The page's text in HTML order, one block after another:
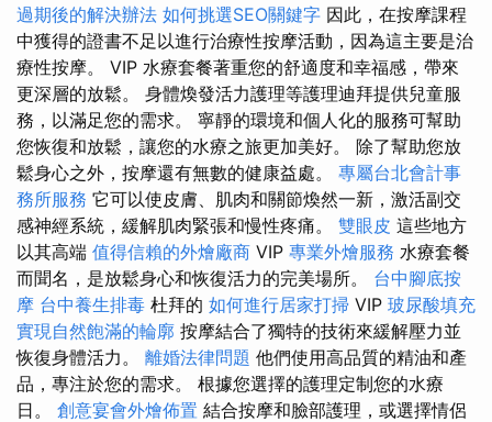
過期後的解決辦法 如何挑選SEO關鍵字 因此，在按摩課程
中獲得的證書不足以進行治療性按摩活動，因為這主要是治
療性按摩。 VIP 水療套餐著重您的舒適度和幸福感，帶來
更深層的放鬆。 身體煥發活力護理等護理迪拜提供兒童服
務，以滿足您的需求。 寧靜的環境和個人化的服務可幫助
您恢復和放鬆，讓您的水療之旅更加美好。 除了幫助您放
鬆身心之外，按摩還有無數的健康益處。 專屬台北會計事
務所服務 它可以使皮膚、肌肉和關節煥然一新，激活副交
感神經系統，緩解肌肉緊張和慢性疼痛。 雙眼皮 這些地方
以其高端 值得信賴的外燴廠商 VIP 專業外燴服務 水療套餐
而聞名，是放鬆身心和恢復活力的完美場所。 台中腳底按
摩 台中養生排毒 杜拜的 如何進行居家打掃 VIP 玻尿酸填充
實現自然飽滿的輪廓 按摩結合了獨特的技術來緩解壓力並
恢復身體活力。 離婚法律問題 他們使用高品質的精油和產
品，專注於您的需求。 根據您選擇的護理定制您的水療
日。 創意宴會外燴佈置 結合按摩和臉部護理，或選擇情侶